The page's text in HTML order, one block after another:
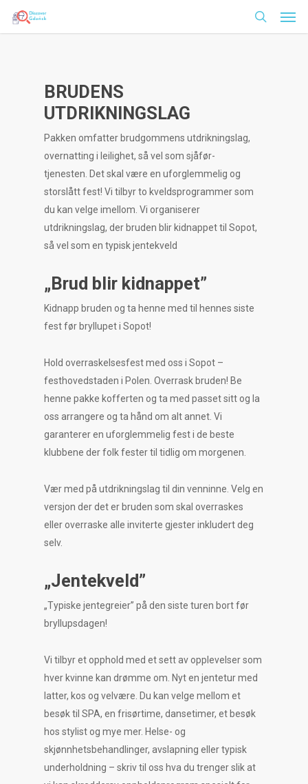
search
BRUDENS
UTDRIKNINGSLAG
Pakken omfatter brudgommens utdrikningslag,
overnatting i leilighet, så vel som sjåfør-
tjenesten. Det skal være en uforglemmelig og
storslått fest! Vi tilbyr to kveldsprogrammer som
du kan velge imellom. Vi organiserer
utdrikningslag, der bruden blir kidnappet til Sopot,
så vel som en typisk jentekveld
„Brud blir kidnappet”
Kidnapp bruden og ta henne med til hennes siste
fest før bryllupet i Sopot!
Hold overraskelsesfest med oss i Sopot –
festhovedstaden i Polen. Overrask bruden! Be
henne pakke kofferten og ta med passet sitt og la
oss arrangere og ta hånd om alt annet. Vi
garanterer en uforglemmelig fest i de beste
klubbene der folk fester til tidlig om morgenen.
Vær med på utdrikningslag til din venninne. Velg en
versjon der det er bruden som skal overraskes
eller overraske alle inviterte gjester inkludert deg
selv.
„Jentekveld”
„Typiske jentegreier” på den siste turen bort før
bryllupsdagen!
Vi tilbyr et opphold med et sett av opplevelser som
hver kvinne kan drømme om. Nyt en jentetur med
latter, kos og velvære. Du kan velge mellom et
besøk til SPA, en frisørtime, dansetimer, et besøk
hos stylist og mye mer. Helse- og
skjønnhetsbehandlinger, avslapning eller typisk
underholdning – skriv til oss hva du trenger slik at